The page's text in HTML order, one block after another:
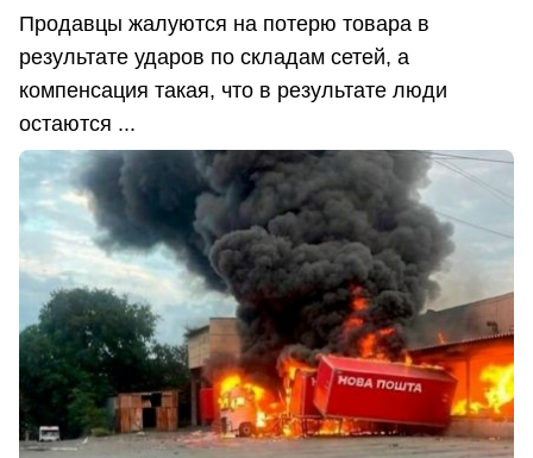
Продавцы жалуются на потерю товара в
результате ударов по складам сетей, а
компенсация такая, что в результате люди
остаются ...